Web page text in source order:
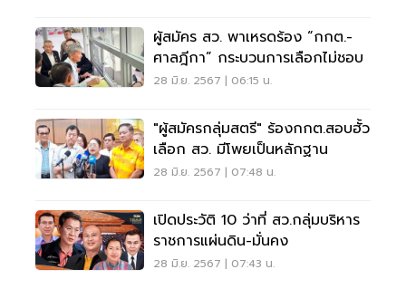
ผู้สมัคร สว. พาเหรดร้อง “กกต.-
ศาลฎีกา” กระบวนการเลือกไม่ชอบ
28 มิ.ย. 2567 | 06:15 น.
"ผู้สมัครกลุ่มสตรี" ร้องกกต.สอบฮั้ว
เลือก สว. มีโพยเป็นหลักฐาน
28 มิ.ย. 2567 | 07:48 น.
เปิดประวัติ 10 ว่าที่ สว.กลุ่มบริหาร
ราชการแผ่นดิน-มั่นคง
28 มิ.ย. 2567 | 07:43 น.